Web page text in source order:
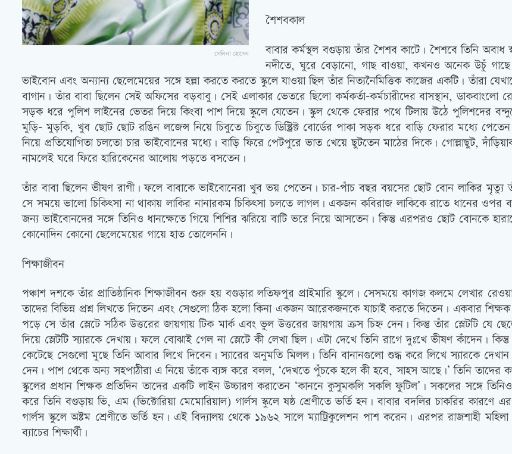
সেলিনা হোসেন
শৈশবকাল
বাবার কর্মস্থল বগুড়ায় তাঁর শৈশব কাটে। শৈশবে তিনি অবাধ
নদীতে, ঘুরে বেড়ানো, গাছ বাওয়া, কখনও অনেক উচুঁ গাছে
ভাইবোন এবং অন্যান্য ছেলেমেয়ের সঙ্গে হল্লা করতে করতে স্কুলে যাওয়া ছিল তাঁর নিত্যনৈমিত্তিক কাজের একটি। তাঁরা
বাগান। তাঁর বাবা ছিলেন সেই অফিসের বড়বাবু। সেই এলাকার ভেতরে ছিলো কর্মকর্তা-কর্মচারীদের বাসস্থান, ডাকবাংলো
সড়ক ধরে পুলিশ লাইনের ভেতর দিয়ে কিংবা পাশ দিয়ে স্কুলে যেতেন। স্কুল থেকে ফেরার পথে টিলায় উঠে পুলিশদের
মুড়ি- মুড়কি, খুব ছোট ছোট রঙিন লজেন্স নিয়ে চিবুতে চিবুতে ডিস্ট্রিক্ট বোর্ডের পাকা সড়ক ধরে বাড়ি ফেরার মধ্যে
নিয়ে প্রতিযোগিতা চলতো চার ভাইবোনের মধ্যে। বাড়ি ফিরে পেটপুরে ভাত খেয়ে ছুটতেন মাঠের দিকে। গোল্লাছুট,
নামলেই ঘরে ফিরে হারিকেনের আলোয় পড়তে বসতেন।
তাঁর বাবা ছিলেন ভীষণ রাগী। ফলে বাবাকে ভাইবোনেরা খুব ভয় পেতেন। চার-পাঁচ বছর বয়সের ছোট বোন লাকির মৃত্যু
সে সময়ে ভালো চিকিত্‍সা না থাকায় লাকির নানারকম চিকিত্‍সা চলতে লাগল। একজন কবিরাজ লাকিকে রাতে ধানের
জন্য ভাইবোনদের সঙ্গে তিনিও ধানক্ষেতে গিয়ে শিশির ঝরিয়ে বাটি ভরে নিয়ে আসতেন। কিন্তু এরপরও ছোট বোনকে
কোনোদিন কোনো ছেলেমেয়ের গায়ে হাত তোলেননি।
শিক্ষাজীবন
পঞ্চাশ দশকে তাঁর প্রাতিষ্ঠানিক শিক্ষাজীবন শুরু হয় বগুড়ার লতিফপুর প্রাইমারি স্কুলে। সেসময়ে কাগজ কলমে লেখার
তাদের বিভিন্ন প্রশ্ন লিখতে দিতেন এবং সেগুলো ঠিক হলো কিনা একজন আরেকজনকে যাচাই করতে দিতেন। একবার
পড়ে সে তাঁর স্লেটে সঠিক উত্তরের জায়গায় টিক মার্ক এবং ভুল উত্তরের জায়গায় ক্রস চিহ্ন দেন। কিন্তু তাঁর স্লেটটি যে
দিয়ে স্লেটটি স্যারকে দেখায়। ফলে বোঝাই গেল না স্লেটে কী লেখা ছিল। এটা দেখে তিনি রাগে দুঃখে ভীষণ কাঁদেন।
কেটেছে সেগুলো মুছে তিনি আবার লিখে দিবেন। স্যারের অনুমতি মিলল। তিনি বানানগুলো শুদ্ধ করে লিখে স্যারকে
দেন। পাশ থেকে অন্য সহপাঠীরা এ নিয়ে তাঁকে ব্যঙ্গ করে বলল, ‘দেখতে পুঁচকে হলে কী হবে, সাহস আছে।’ তিনি
স্কুলের প্রধান শিক্ষক প্রতিদিন তাদের একটি লাইন উচ্চারণ করাতেন ‘কাননে কুসুমকলি সকলি ফুটিল’। সকলের সঙ্গে
করে তিনি বগুড়ায় ভি, এম (ভিক্টোরিয়া মেমোরিয়াল) গার্লস স্কুলে ষষ্ঠ শ্রেণীতে ভর্তি হন। বাবার বদলির চাকরির
গার্লস স্কুলে অষ্টম শ্রেণীতে ভর্তি হন। এই বিদ্যালয় থেকে ১৯৬২ সালে ম্যাট্রিকুলেশন পাশ করেন। এরপর রাজশাহী
ব্যাচের শিক্ষার্থী।